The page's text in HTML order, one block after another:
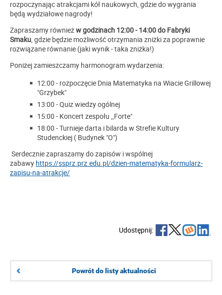
rozpoczynając atrakcjami kół naukowych, gdzie do wygrania
będą wydziałowe nagrody!
Zapraszamy równieżw godzinach 12:00 - 14:00 do Fabryki
Smaku , gdzie będzie możliwość otrzymania zniżki za poprawnie
rozwiązane równanie (jaki wynik - taka zniżka!)
Poniżej zamieszczamy harmonogram wydarzenia:
12:00 - rozpoczęcie Dnia Matematyka na Wiacie Grillowej
"Grzybek"
13:00 - Quiz wiedzy ogólnej
15:00 - Koncert zespołu ,,Forte"
18:00 - Turnieje darta i bilarda w Strefie Kultury
Studenckiej ( Budynek "O")
Serdecznie zapraszamy do zapisów i wspólnej
zabawy https://ssprz.prz.edu.pl/dzien-matematyka-formularz-
zapisu-na-atrakcje/
Udostępnij:
Powrót do listy aktualności